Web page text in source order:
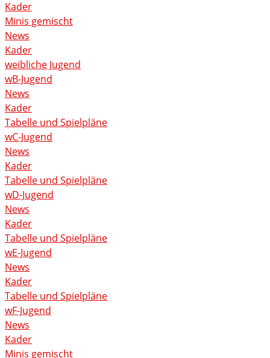
Kader
Minis gemischt
News
Kader
weibliche Jugend
wB-Jugend
News
Kader
Tabelle und Spielpläne
wC-Jugend
News
Kader
Tabelle und Spielpläne
wD-Jugend
News
Kader
Tabelle und Spielpläne
wE-Jugend
News
Kader
Tabelle und Spielpläne
wF-Jugend
News
Kader
Minis gemischt